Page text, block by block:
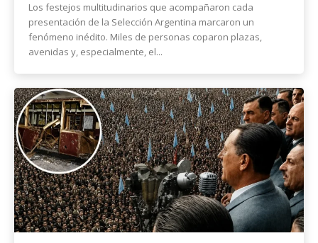
Los festejos multitudinarios que acompañaron cada
presentación de la Selección Argentina marcaron un
fenómeno inédito. Miles de personas coparon plazas,
avenidas y, especialmente, el...